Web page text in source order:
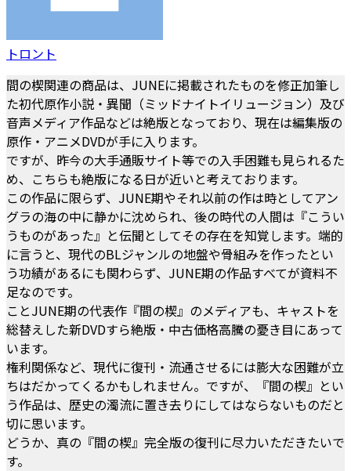
トロント
間の楔関連の商品は、JUNEに掲載されたものを修正加筆し
た初代原作小説・異聞（ミッドナイトイリュージョン）及び
音声メディア作品などは絶版となっており、現在は編集版の
原作・アニメDVDが手に入ります。
ですが、昨今の大手通販サイト等での入手困難も見られるた
め、こちらも絶版になる日が近いと考えております。
この作品に限らず、JUNE期やそれ以前の作は時としてアン
グラの海の中に静かに沈められ、後の時代の人間は『こうい
うものがあった』と伝聞としてその存在を知覚します。端的
に言うと、現代のBLジャンルの地盤や骨組みを作ったとい
う功績があるにも関わらず、JUNE期の作品すべてが資料不
足なのです。
ことJUNE期の代表作『間の楔』のメディアも、キャストを
総替えした新DVDすら絶版・中古価格高騰の憂き目にあって
います。
権利関係など、現代に復刊・流通させるには膨大な困難が立
ちはだかってくるかもしれません。ですが、『間の楔』とい
う作品は、歴史の濁流に置き去りにしてはならないものだと
切に思います。
どうか、真の『間の楔』完全版の復刊に尽力いただきたいで
す。